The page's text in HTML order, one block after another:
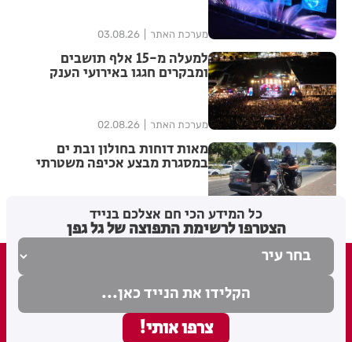
מערכת האתר 03.08.26
למעלה מ-15 אלף תושבים
ומבקרים חגגו באירועי הענק
מערכת האתר 02.08.26
מאות דוחות בחולון ובת ים
במסגרת מבצע אכיפה משטרתי
מערכת האתר 02.08.26
כל המידע הכי חם אצלכם בנייד
הצטרפו לרשימת התפוצה של גל גפן